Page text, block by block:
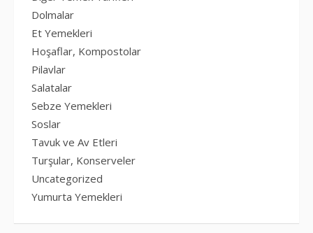
Dolmalar
Et Yemekleri
Hoşaflar, Kompostolar
Pilavlar
Salatalar
Sebze Yemekleri
Soslar
Tavuk ve Av Etleri
Turşular, Konserveler
Uncategorized
Yumurta Yemekleri